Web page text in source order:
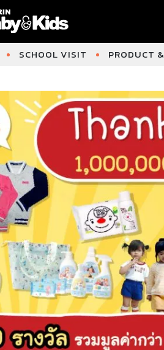
SCHOOL VISIT PRODUCT